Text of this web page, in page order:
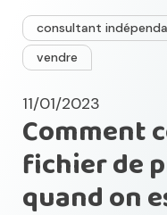
consultant
vendre
11/01/2023
Comment
fichier de
quand on